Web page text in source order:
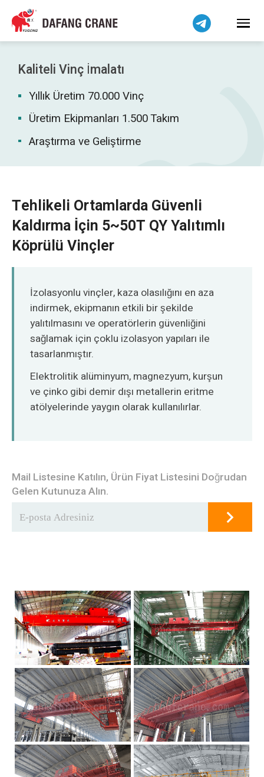
Kaliteli Vinç İmalatı
Yıllık Üretim 70.000 Vinç
Üretim Ekipmanları 1.500 Takım
Araştırma ve Geliştirme
Tehlikeli Ortamlarda Güvenli
Kaldırma İçin 5~50T QY Yalıtımlı
Köprülü Vinçler
İzolasyonlu vinçler, kaza olasılığını en aza
indirmek, ekipmanın etkili bir şekilde
yalıtılmasını ve operatörlerin güvenliğini
sağlamak için çoklu izolasyon yapıları ile
tasarlanmıştır.
Elektrolitik alüminyum, magnezyum, kurşun
ve çinko gibi demir dışı metallerin eritme
atölyelerinde yaygın olarak kullanılırlar.
Mail Listesine Katılın, Ürün Fiyat Listesini Doğrudan
Gelen Kutunuza Alın.
Bahasa Indonesia
Bahasa Melayu
Tiếng Việt
简体中文
فارسی
Pilipino
اردو
Kiswahili
Dansk
Norsk
O‘zbekcha